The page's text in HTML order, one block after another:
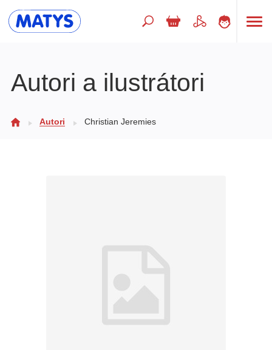
Doplnkový sortiment
Všetky kategórie
Autori a ilustrátori
Autori Christian Jeremies